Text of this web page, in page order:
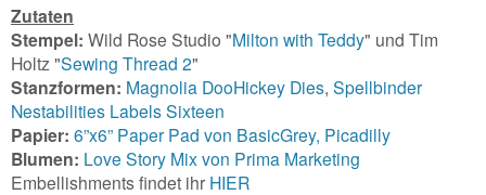
Zutaten
Stempel: Wild Rose Studio "Milton with Teddy" und Tim
Holtz "Sewing Thread 2"
Stanzformen: Magnolia DooHickey Dies, Spellbinder
Nestabilities Labels Sixteen
Papier: 6”x6” Paper Pad von BasicGrey, Picadilly
Blumen: Love Story Mix von Prima Marketing
Embellishments findet ihr HIER